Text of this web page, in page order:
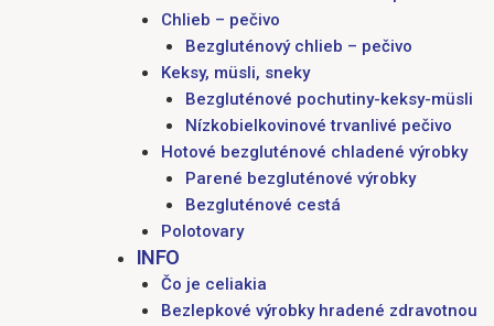
Chlieb – pečivo
Bezgluténový chlieb – pečivo
Keksy, müsli, sneky
Bezgluténové pochutiny-keksy-müsli
Nízkobielkovinové trvanlivé pečivo
Hotové bezgluténové chladené výrobky
Parené bezgluténové výrobky
Bezgluténové cestá
Polotovary
INFO
Čo je celiakia
Bezlepkové výrobky hradené zdravotnou